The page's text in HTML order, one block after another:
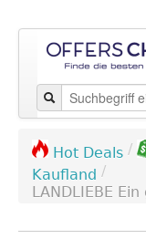
Hot Deals /
Kaufland /
LANDLIEBE